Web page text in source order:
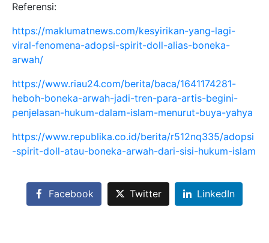
Referensi:
https://maklumatnews.com/kesyirikan-yang-lagi-
viral-fenomena-adopsi-spirit-doll-alias-boneka-
arwah/
https://www.riau24.com/berita/baca/1641174281-
heboh-boneka-arwah-jadi-tren-para-artis-begini-
penjelasan-hukum-dalam-islam-menurut-buya-yahya
https://www.republika.co.id/berita/r512nq335/adopsi
-spirit-doll-atau-boneka-arwah-dari-sisi-hukum-islam
Facebook Twitter LinkedIn